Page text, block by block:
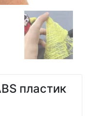
пластик